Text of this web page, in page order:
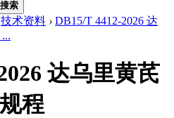
搜索
技术资料 › DB15/T 4412-2026 达
达乌里黄芪
程